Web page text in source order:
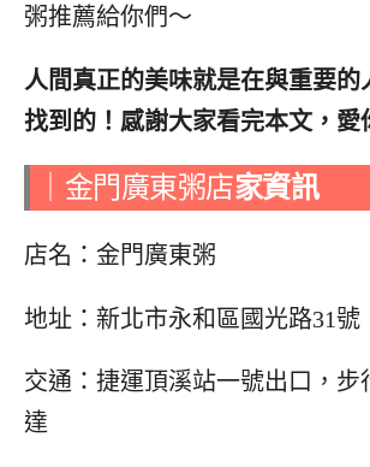
粥推薦給你們～
人間真正的美味就是在與重要的
找到的！感謝大家看完本文，愛
｜金門廣東粥店家資訊
店名：金門廣東粥
地址：新北市永和區國光路31號
交通：捷運頂溪站一號出口，步
達